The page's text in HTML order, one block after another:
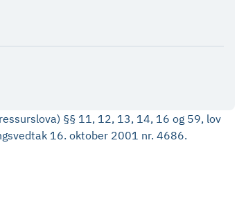
§§ 11, 12, 13, 14, 16 og 59, lov
16. oktober 2001 nr. 4686.